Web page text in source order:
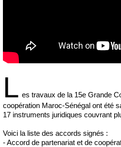
L es travaux de la 15e Grande
coopération Maroc-Sénégal ont été
17 instruments juridiques couvrant
Voici la liste des accords signés :
- Accord de partenariat et de